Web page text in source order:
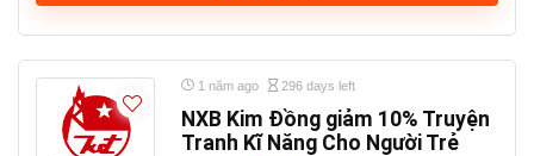
1 năm ago 296 days left
NXB Kim Đồng giảm 10% Truyện
Tranh Kĩ Năng Cho Người Trẻ